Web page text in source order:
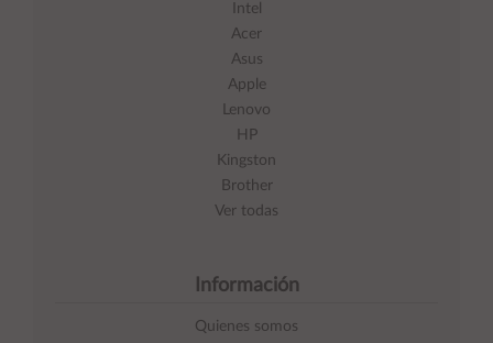
Intel
Acer
Asus
Apple
Lenovo
HP
Kingston
Brother
Ver todas
Información
Quienes somos